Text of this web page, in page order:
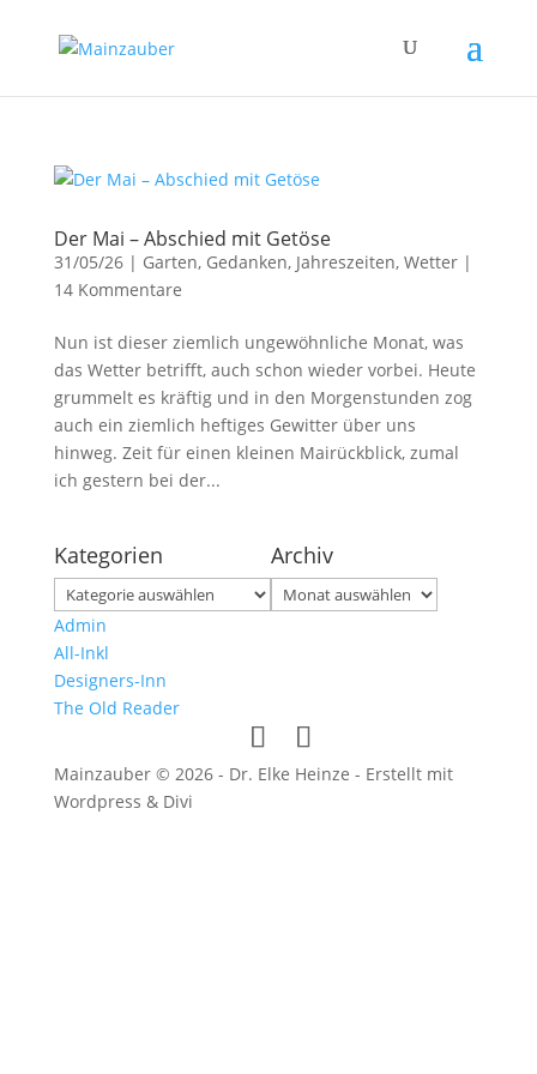
Der Mai – Abschied mit Getöse
31/05/26| Garten, Gedanken, Jahreszeiten, Wetter|
14 Kommentare
Nun ist dieser ziemlich ungewöhnliche Monat, was
das Wetter betrifft, auch schon wieder vorbei. Heute
grummelt es kräftig und in den Morgenstunden zog
auch ein ziemlich heftiges Gewitter über uns
hinweg. Zeit für einen kleinen Mairückblick, zumal
ich gestern bei der...
Kategorien
Kategorien
Archiv
Archiv
Admin
All-Inkl
Designers-Inn
The Old Reader
Mainzauber © 2026 - Dr. Elke Heinze - Erstellt mit
Wordpress & Divi